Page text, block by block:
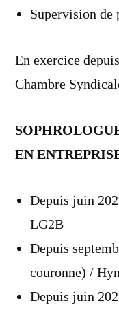
Supervision de
En exercice
Chambre
EN
Depuis juin
LG2B
Depuis
couronne) /
Depuis juin